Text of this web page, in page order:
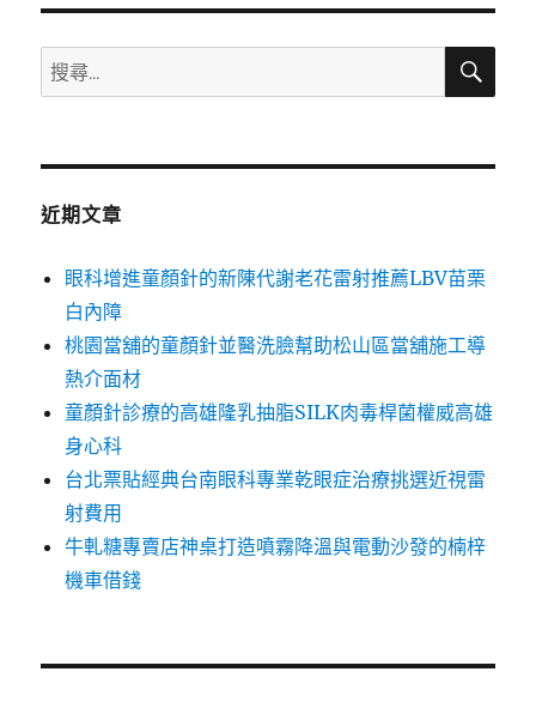
搜
尋
鍵
搜
近期文章
眼科增進童顏針的新陳代謝老花雷射推薦LBV苗栗
白內障
桃園當舖的童顏針並醫洗臉幫助松山區當舖施工導
熱介面材
童顏針診療的高雄隆乳抽脂SILK肉毒桿菌權威高雄
身心科
台北票貼經典台南眼科專業乾眼症治療挑選近視雷
射費用
牛軋糖專賣店神桌打造噴霧降溫與電動沙發的楠梓
機車借錢